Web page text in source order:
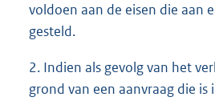
voldoen aan de eisen die aan
gesteld.
2. Indien als gevolg van het
grond van een aanvraag die